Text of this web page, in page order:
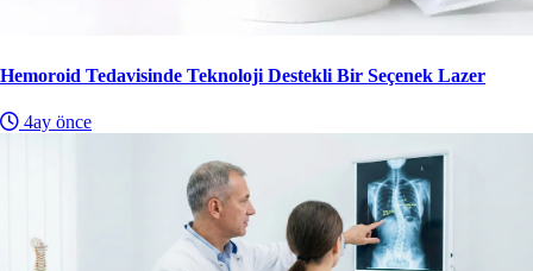
Hemoroid Tedavisinde Teknoloji Destekli Bir Seçenek Lazer
4ay önce